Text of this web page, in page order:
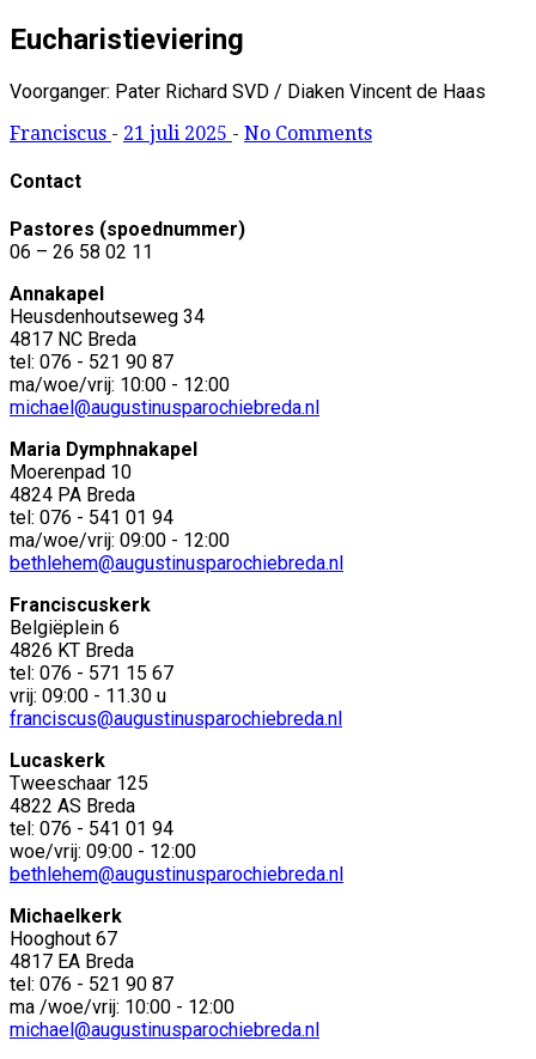
Eucharistieviering
Voorganger: Pater Richard SVD / Diaken Vincent de Haas
Franciscus - 21 juli 2025 - No Comments
Contact
Pastores (spoednummer)
06 – 26 58 02 11
Annakapel
Heusdenhoutseweg 34
4817 NC Breda
tel: 076 - 521 90 87
ma/woe/vrij: 10:00 - 12:00
michael@augustinusparochiebreda.nl
Maria Dymphnakapel
Moerenpad 10
4824 PA Breda
tel: 076 - 541 01 94
ma/woe/vrij: 09:00 - 12:00
bethlehem@augustinusparochiebreda.nl
Franciscuskerk
Belgiëplein 6
4826 KT Breda
tel: 076 - 571 15 67
vrij: 09:00 - 11.30 u
franciscus@augustinusparochiebreda.nl
Lucaskerk
Tweeschaar 125
4822 AS Breda
tel: 076 - 541 01 94
woe/vrij: 09:00 - 12:00
bethlehem@augustinusparochiebreda.nl
Michaelkerk
Hooghout 67
4817 EA Breda
tel: 076 - 521 90 87
ma /woe/vrij: 10:00 - 12:00
michael@augustinusparochiebreda.nl